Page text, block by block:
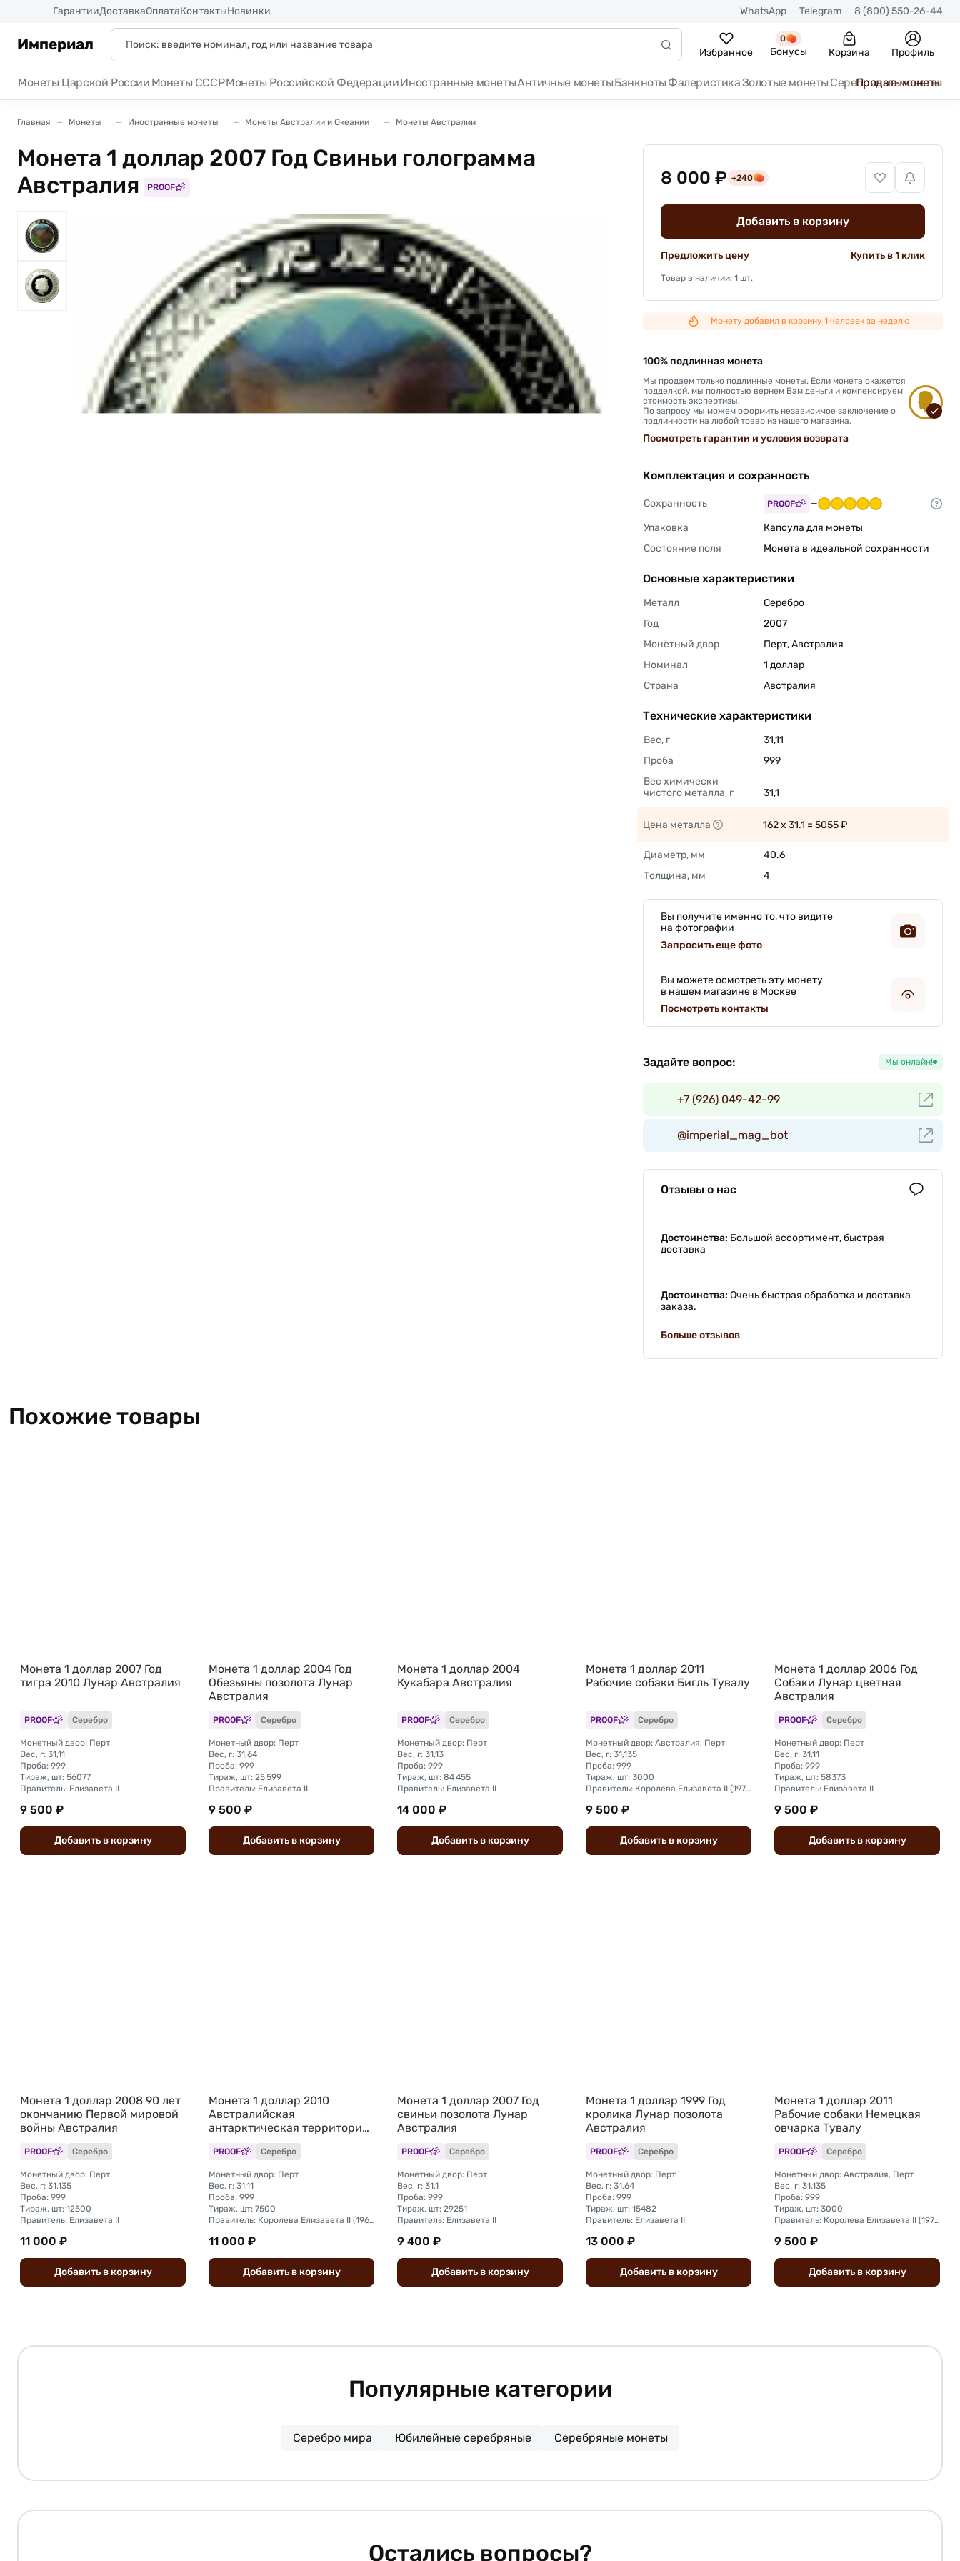
ГарантииДоставкаОплатаКонтактыНовинки WhatsApp Telegram 8 (800) 550-26-44
Империал Избранное
0
Бонусы Корзина Профиль
Монеты Царской России Монеты СССРМонеты Российской ФедерацииИностранные монетыАнтичные монетыБанкноты ФалеристикаЗолотые монеты Серебряные монеты
Продать монеты
Главная Монеты Иностранные монеты Монеты Австралии и Океании Монеты Австралии
Монета 1 доллар 2007 Год Свиньи голограмма
Австралия
PROOF 8 000 ₽ +240
Добавить в корзину
Предложить цену Купить в 1 клик
Товар в наличии: 1 шт.
Монету добавил в корзину 1 человек за неделю
100% подлинная монета
Мы продаем только подлинные монеты. Если монета окажется
подделкой, мы полностью вернем Вам деньги и компенсируем
стоимость экспертизы.
По запросу мы можем оформить независимое заключение о
подлинности на любой товар из нашего магазина.
Посмотреть гарантии и условия возврата
Комплектация и сохранность
Сохранность PROOF
—
Упаковка
Капсула для монеты
Состояние поля
Монета в идеальной сохранности
Основные характеристики
Металл
Серебро
Год
2007
Монетный двор
Перт, Австралия
Номинал
1 доллар
Страна
Австралия
Технические характеристики
Вес, г
31,11
Проба
999
Вес химически
чистого металла, г
31,1
Цена металла 162 x 31.1 = 5055 ₽
Диаметр, мм
40.6
Толщина, мм
4
Вы получите именно то, что видите
на фотографии
Запросить еще фото
Вы можете осмотреть эту монету
в нашем магазине в Москве
Посмотреть контакты
Задайте вопрос: Мы онлайн!
+7 (926) 049-42-99
@imperial_mag_bot
Отзывы о нас
Достоинства: Большой ассортимент, быстрая
доставка
Достоинства: Очень быстрая обработка и доставка
заказа.
Больше отзывов
Похожие товары
Монета 1 доллар 2007 Год
тигра 2010 Лунар Австралия
PROOF Серебро
Монетный двор: Перт
Вес, г: 31,11
Проба: 999
Тираж, шт: 56077
Правитель: Елизавета II
9 500 ₽
Добавить вкорзину
Монета 1 доллар 2004 Год
Обезьяны позолота Лунар
Австралия
PROOF Серебро
Монетный двор: Перт
Вес, г: 31,64
Проба: 999
Тираж, шт: 25 599
Правитель: Елизавета II
9 500 ₽
Добавить вкорзину
Монета 1 доллар 2004
Кукабара Австралия
PROOF Серебро
Монетный двор: Перт
Вес, г: 31,13
Проба: 999
Тираж, шт: 84 455
Правитель: Елизавета II
14 000 ₽
Добавить вкорзину
Монета 1 доллар 2011
Рабочие собаки Бигль Тувалу
PROOF Серебро
Монетный двор: Австралия, Перт
Вес, г: 31,135
Проба: 999
Тираж, шт: 3000
Правитель: Королева Елизавета II (1976 - 2024)
9 500 ₽
Добавить вкорзину
Монета 1 доллар 2006 Год
Собаки Лунар цветная
Австралия
PROOF Серебро
Монетный двор: Перт
Вес, г: 31,11
Проба: 999
Тираж, шт: 58373
Правитель: Елизавета II
9 500 ₽
Добавить вкорзину
Монета 1 доллар 2008 90 лет
окончанию Первой мировой
войны Австралия
PROOF Серебро
Монетный двор: Перт
Вес, г: 31,135
Проба: 999
Тираж, шт: 12500
Правитель: Елизавета II
11 000 ₽
Добавить вкорзину
Монета 1 доллар 2010
Австралийская
антарктическая территория
Хаски Австралия
PROOF Серебро
Монетный двор: Перт
Вес, г: 31,11
Проба: 999
Тираж, шт: 7500
Правитель: Королева Елизавета II (1966 - 2024)
11 000 ₽
Добавить вкорзину
Монета 1 доллар 2007 Год
свиньи позолота Лунар
Австралия
PROOF Серебро
Монетный двор: Перт
Вес, г: 31,1
Проба: 999
Тираж, шт: 29251
Правитель: Елизавета II
9 400 ₽
Добавить вкорзину
Монета 1 доллар 1999 Год
кролика Лунар позолота
Австралия
PROOF Серебро
Монетный двор: Перт
Вес, г: 31,64
Проба: 999
Тираж, шт: 15482
Правитель: Елизавета II
13 000 ₽
Добавить вкорзину
Монета 1 доллар 2011
Рабочие собаки Немецкая
овчарка Тувалу
PROOF Серебро
Монетный двор: Австралия, Перт
Вес, г: 31,135
Проба: 999
Тираж, шт: 3000
Правитель: Королева Елизавета II (1976 - 2024)
9 500 ₽
Добавить вкорзину
Популярные категории
Серебро мира Юбилейные серебряные Серебряные монеты
Остались вопросы?